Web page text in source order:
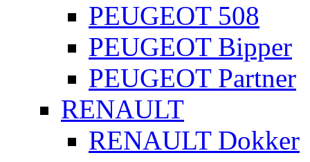
PEUGEOT 508
PEUGEOT Bipper
PEUGEOT Partner
RENAULT
RENAULT Dokker